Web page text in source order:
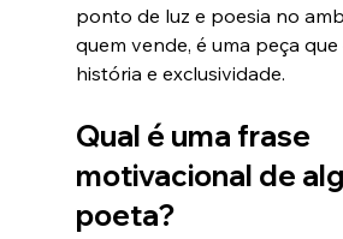
ponto de luz e poesia no
quem vende, é uma peça
história e exclusividade.
Qual é uma frase
motivacional de
poeta?